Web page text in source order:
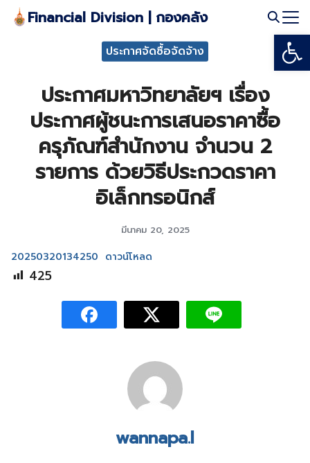
Skip Financial Division | กองคลัง
ประกาศจัดซื้อจัดจ้าง
ประกาศมหาวิทยาลัยฯ เรื่อง
ประกาศผู้ชนะการเสนอราคาซื้อ
ครุภัณฑ์สำนักงาน จำนวน 2
รายการ ด้วยวิธีประกวดราคา
อิเล็กทรอนิกส์
มีนาคม 20, 2025
20250320134250 ดาวน์โหลด
425
wannapa.l